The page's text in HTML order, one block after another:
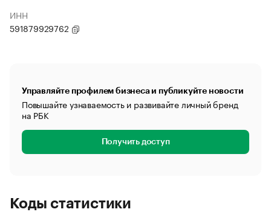
ИНН
591879929762
Управляйте профилем бизнеса и публикуйте новости
Повышайте узнаваемость и развивайте личный бренд
на РБК
Получить доступ
Коды статистики